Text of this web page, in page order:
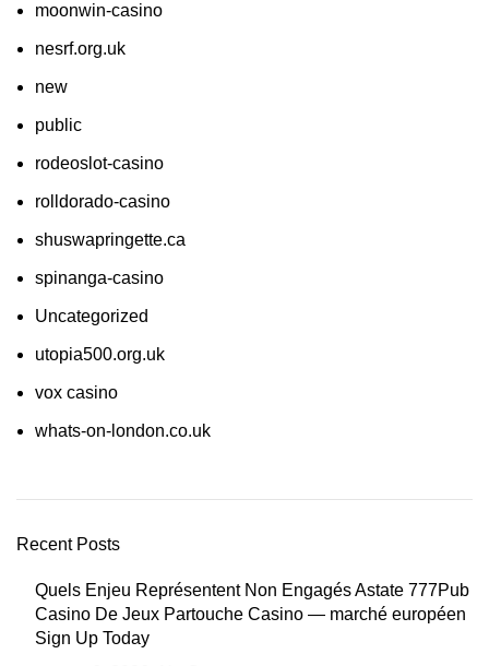
moonwin-casino
nesrf.org.uk
new
public
rodeoslot-casino
rolldorado-casino
shuswapringette.ca
spinanga-casino
Uncategorized
utopia500.org.uk
vox casino
whats-on-london.co.uk
Recent Posts
Quels Enjeu Représentent Non Engagés Astate 777Pub
Casino De Jeux Partouche Casino — marché européen
Sign Up Today